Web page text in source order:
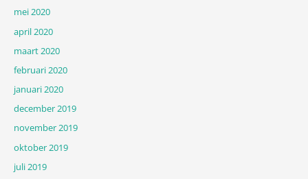
mei 2020
april 2020
maart 2020
februari 2020
januari 2020
december 2019
november 2019
oktober 2019
juli 2019